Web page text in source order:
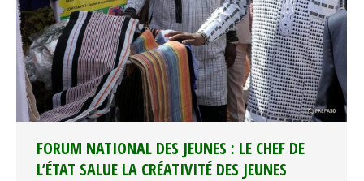
FORUM NATIONAL DES JEUNES : LE CHEF DE
L’ÉTAT SALUE LA CRÉATIVITÉ DES JEUNES